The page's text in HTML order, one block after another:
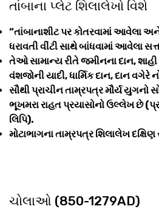
તાંબાના પ્લેટ શિલાલેખો વિશે
“તાંબાનાશીટ પર કોતરવામાં આવેલા
ધરાવતી વીંટી સાથે બાંધવામાં આવેલા
તેઓ સામાન્ય રીતે જમીનના દાન, શાહી
વંશજોની યાદી, ધાર્મિક દાન, દાન વગેરે
સૌથી પ્રાચીન તામ્રપત્ર મૌર્ય યુગનો
ભૂખમરા રાહત પ્રયાસોનો ઉલ્લેખ છે
લિપિ).
મોટાભાગના તામ્રપત્ર શિલાલેખ
ચોલાઓ (850-1279AD)